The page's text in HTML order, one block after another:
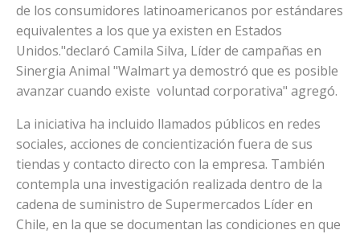
de los consumidores latinoamericanos por estándares
equivalentes a los que ya existen en Estados
Unidos."declaró Camila Silva, Líder de campañas en
Sinergia Animal "Walmart ya demostró que es posible
avanzar cuando existe voluntad corporativa" agregó.
La iniciativa ha incluido llamados públicos en redes
sociales, acciones de concientización fuera de sus
tiendas y contacto directo con la empresa. También
contempla una investigación realizada dentro de la
cadena de suministro de Supermercados Líder en
Chile, en la que se documentan las condiciones en que